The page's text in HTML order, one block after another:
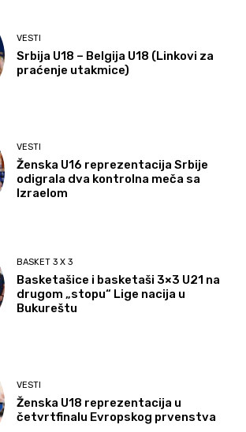
VESTI
Srbija U18 – Belgija U18 (Linkovi za
praćenje utakmice)
VESTI
Ženska U16 reprezentacija Srbije
odigrala dva kontrolna meča sa
Izraelom
BASKET 3 X 3
Basketašice i basketaši 3×3 U21 na
drugom „stopu“ Lige nacija u
Bukureštu
VESTI
Ženska U18 reprezentacija u
četvrtfinalu Evropskog prvenstva